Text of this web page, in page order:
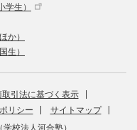
生）
か）
生）
取引法に基づく表示
リシー
サイトマップ
校法人河合塾）